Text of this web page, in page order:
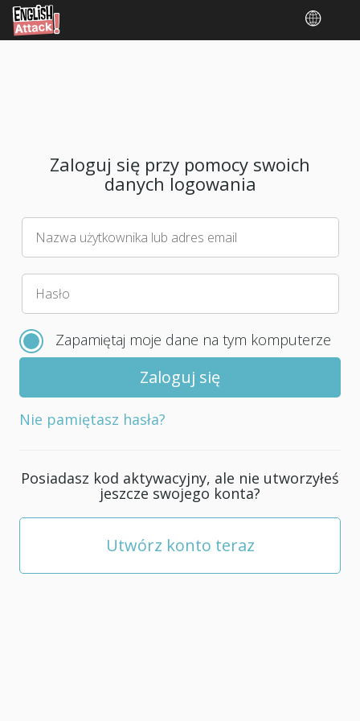
Zaloguj się przy pomocy swoich
danych logowania
Nazwa użytkownika lub adres email
Wybierz
nowe
do
swojego
musi
mieć
Hasło
Zapamiętaj moje dane na tym komputerze
Nie pamiętasz hasła?
Posiadasz kod aktywacyjny, ale nie utworzyłeś
jeszcze swojego konta?
Utwórz konto teraz